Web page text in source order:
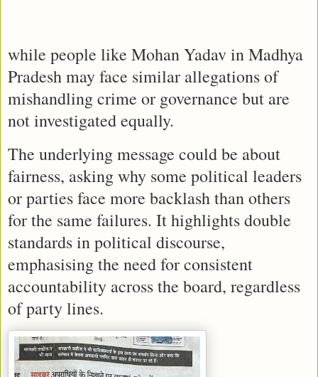
while people like Mohan Yadav in Madhya
Pradesh may face similar allegations of
mishandling crime or governance but are
not investigated equally.
The underlying message could be about
fairness, asking why some political leaders
or parties face more backlash than others
for the same failures. It highlights double
standards in political discourse,
emphasising the need for consistent
accountability across the board, regardless
of party lines.